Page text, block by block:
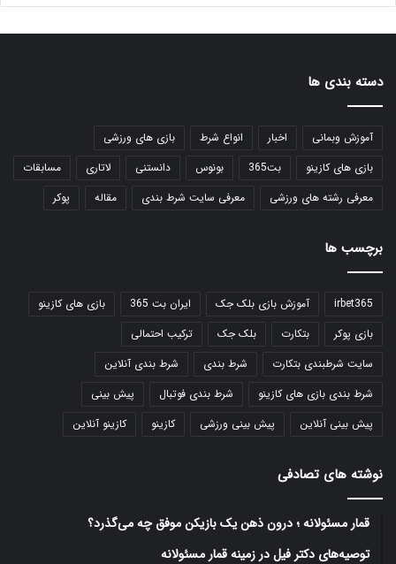
دسته بندی ها
آموزش وبمانی اخبار انواع شرط
بازی های ورزشی
بازی های کازینو
بت365 بونوس دانستنی لاتاری
مسابقات
معرفی رشته های ورزشی
معرفی سایت شرط بندی مقاله پوکر
برچسب ها
irbet365 آموزش بازی بلک جک ایران بت 365
بازی های کازینو
بازی پوکر
بتکارت بلک جک
ترکیب احتمالی
سایت شرطبندی بتکارت
شرط بندی
شرط بندی آنلاین
شرط بندی بازی های کازینو
شرط بندی فوتبال
پیش بینی
پیش بینی آنلاین
پیش بینی ورزشی کازینو کازینو آنلاین
نوشته های تصادفی
قمار مسئولانه ؛ درون ذهن یک بازیکن موفق چه می‌گذرد؟
توصیه‌های دکتر فیل در زمینه قمار مسئولانه